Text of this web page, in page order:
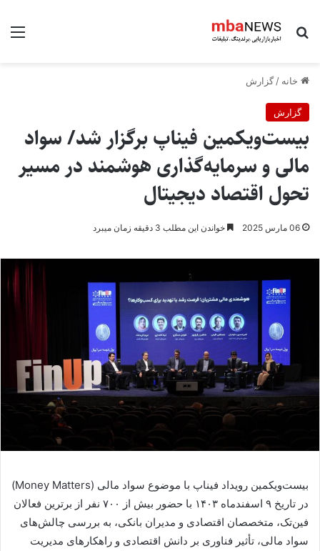
جستجو برای
خانه / گزارش
گزارش
بیست‌ویکمین فیناپ برگزار شد/ سواد
مالی و سرمایه‌گذاری هوشمند در مسیر
تحول اقتصاد دیجیتال
06 مارس 2025 خواندن این مطلب 3 دقیقه زمان میبرد
بیست‌ویکمین رویداد فیناپ با موضوع سواد مالی (Money Matters)
در تاریخ ۹ اسفندماه ۱۴۰۳ با حضور بیش از ۷۰۰ نفر از برترین فعالان
فین‌تک، متخصصان اقتصادی و مدیران بانکی، به بررسی چالش‌های
سواد مالی، تأثیر فناوری بر دانش اقتصادی و راهکارهای مدیریت